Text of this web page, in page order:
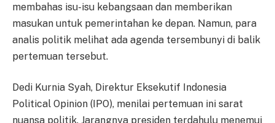
membahas isu-isu kebangsaan dan memberikan
masukan untuk pemerintahan ke depan. Namun, para
analis politik melihat ada agenda tersembunyi di balik
pertemuan tersebut.
Dedi Kurnia Syah, Direktur Eksekutif Indonesia
Political Opinion (IPO), menilai pertemuan ini sarat
nuansa politik. Jarangnya presiden terdahulu menemui